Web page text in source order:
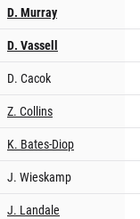
D. Murray
D. Vassell
D. Cacok
Z. Collins
K. Bates-Diop
J. Wieskamp
J. Landale